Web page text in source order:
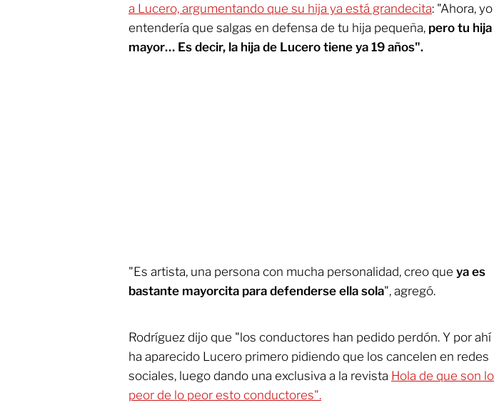
a Lucero, argumentando que su hija ya está grandecita: "Ahora, yo
entendería que salgas en defensa de tu hija pequeña, pero tu hija
mayor… Es decir, la hija de Lucero tiene ya 19 años".
"Es artista, una persona con mucha personalidad, creo que ya es
bastante mayorcita para defenderse ella sola", agregó.
Rodríguez dijo que "los conductores han pedido perdón. Y por ahí
ha aparecido Lucero primero pidiendo que los cancelen en redes
sociales, luego dando una exclusiva a la revista Hola de que son lo
peor de lo peor esto conductores".